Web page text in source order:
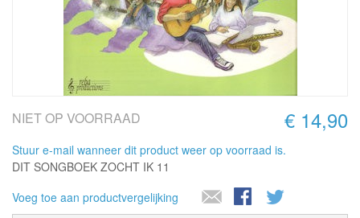
€ 14,90
NIET OP VOORRAAD
Stuur e-mail wanneer dit product weer op voorraad is.
DIT SONGBOEK ZOCHT IK 11
Voeg toe aan productvergelijking